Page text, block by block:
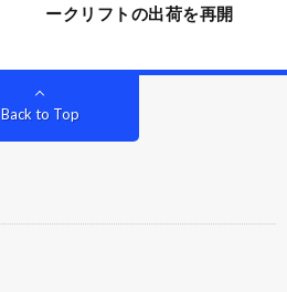
ークリフトの出荷を再開
Back to Top